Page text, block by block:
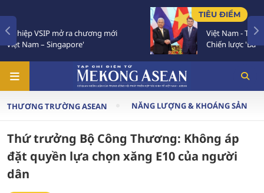
Việt Nam - Thái Lan nhất trí triển khai thực chất
Chiến lược 'Ba kết nối'
THƯƠNG TRƯỜNG ASEAN NĂNG LƯỢNG & KHOÁNG SẢN
Thứ trưởng Bộ Công Thương: Không áp
đặt quyền lựa chọn xăng E10 của người
dân